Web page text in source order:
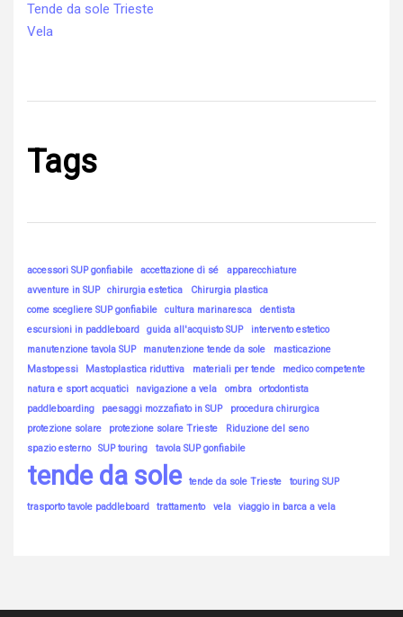
Tende da sole Trieste
Vela
Tags
accessori SUP gonfiabile accettazione di sé
apparecchiature
avventure in SUP
chirurgia estetica
Chirurgia plastica
come scegliere SUP gonfiabile
cultura marinaresca
dentista
escursioni in paddleboard
guida all'acquisto SUP
intervento estetico
manutenzione tavola SUP
manutenzione tende da sole
masticazione
Mastopessi
Mastoplastica riduttiva materiali per tende
medico competente
natura e sport acquatici
navigazione a vela ombra
ortodontista
paddleboarding
paesaggi mozzafiato in SUP
procedura chirurgica
protezione solare
protezione solare Trieste
Riduzione del seno
spazio esterno
SUP touring tavola SUP gonfiabile
tende da sole tende da sole Trieste touring SUP
trasporto tavole paddleboard trattamento vela viaggio in barca a vela